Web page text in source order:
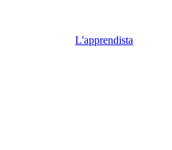
L'apprendista